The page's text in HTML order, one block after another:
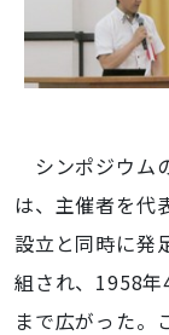
シンポジウム
は、主催者を代
設立と同時に発
組され、1958
まで広がった。